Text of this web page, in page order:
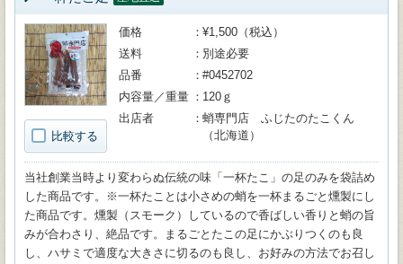
比較する
価格
¥1,500（税込）
送料
別途必要
品番
#0452702
内容量／重量
120ｇ
出店者
蛸専門店 ふじたのたこくん
（北海道）
当社創業当時より変わらぬ伝統の味「一杯たこ」の足のみを袋詰め
した商品です。※一杯たことは小さめの蛸を一杯まるごと燻製にし
た商品です。燻製（スモーク）しているので香ばしい香りと蛸の旨
みが合わさり、絶品です。まるごとたこの足にかぶりつくのも良
し、ハサミで適度な大きさに切るのも良し、お好みの方法でお召し